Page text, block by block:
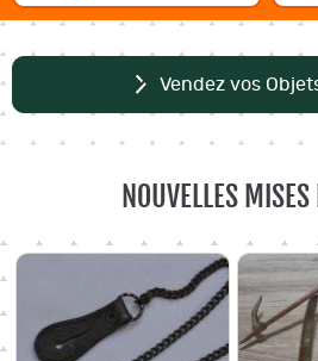
Vendez vos
NOUVELLES